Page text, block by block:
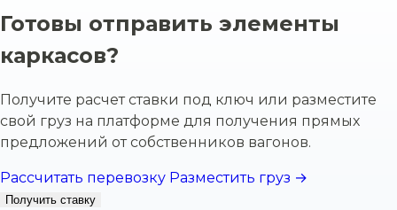
Готовы отправить элементы
каркасов?
Получите расчет ставки под ключ или разместите
свой груз на платформе для получения прямых
предложений от собственников вагонов.
Рассчитать перевозку Разместить груз →
Получить ставку